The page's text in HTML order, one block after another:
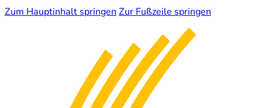
Zum Hauptinhalt springen Zur Fußzeile springen